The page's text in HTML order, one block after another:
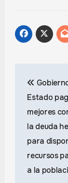
de
Estado
mejores
la deuda
para
recursos
a la